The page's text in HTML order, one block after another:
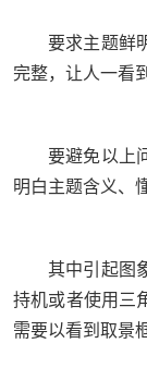
要求主题鲜
完整，让人一看
要避免以上
明白主题含义、
其中引起图
持机或者使用三
需要以看到取景